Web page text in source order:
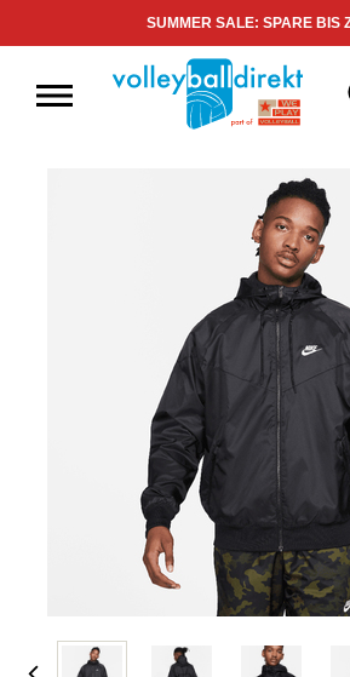
SUMMER SALE: SPARE BIS